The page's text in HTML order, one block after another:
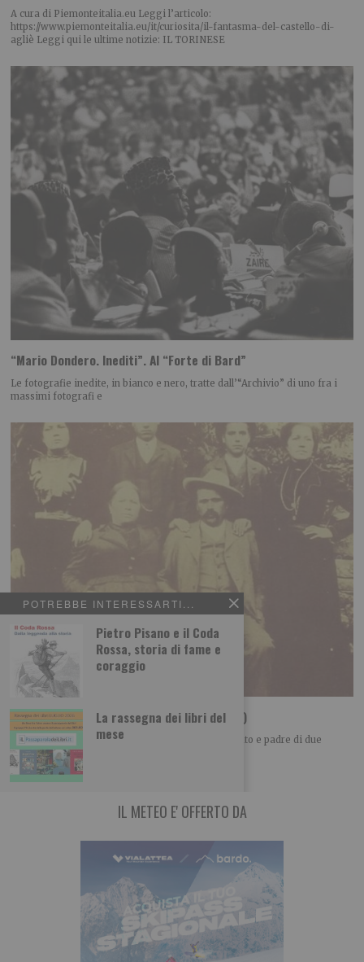
POTREBBE INTERESSARTI...
Pietro Pisano e il Coda
Rossa, storia di fame e
coraggio
La rassegna dei libri del
mese
A cura di Piemonteitalia.eu Leggi l’articolo:
https://www.piemonteitalia.eu/it/curiosita/il-fantasma-del-castello-di-
agliè Leggi qui le ultime notizie: IL TORINESE
“Mario Dondero. Inediti”. Al “Forte di Bard”
Le fotografie inedite, in bianco e nero, tratte dall’“Archivio” di uno fra i
massimi fotografi e
La locomotiva di Guccini (e di Pietro Rigosi)
Il fuochista anarchico Pietro Rigosi, 28 anni, sposato e padre di due
bambine di tre anni
IL METEO E' OFFERTO DA